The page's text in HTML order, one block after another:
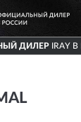
ДИЛЕРIRAY